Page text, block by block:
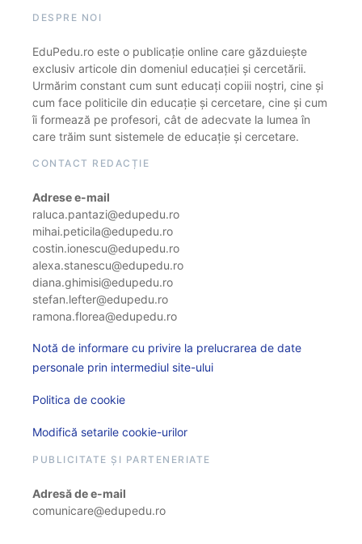
DESPRE NOI
EduPedu.ro este o publicație online care găzduiește
exclusiv articole din domeniul educației și cercetării.
Urmărim constant cum sunt educați copiii noștri, cine și
cum face politicile din educație și cercetare, cine și cum
îi formează pe profesori, cât de adecvate la lumea în
care trăim sunt sistemele de educație și cercetare.
CONTACT REDACȚIE
Adrese e-mail
raluca.pantazi@edupedu.ro
mihai.peticila@edupedu.ro
costin.ionescu@edupedu.ro
alexa.stanescu@edupedu.ro
diana.ghimisi@edupedu.ro
stefan.lefter@edupedu.ro
ramona.florea@edupedu.ro
Notă de informare cu privire la prelucrarea de date
personale prin intermediul site-ului
Politica de cookie
Modifică setarile cookie-urilor
PUBLICITATE ȘI PARTENERIATE
Adresă de e-mail
comunicare@edupedu.ro